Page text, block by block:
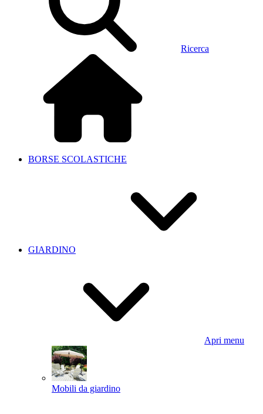
Ricerca
BORSE SCOLASTICHE
GIARDINO
Apri menu
Mobili da giardino